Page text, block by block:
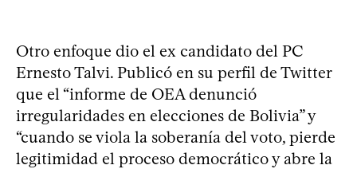
Otro enfoque dio el ex candidato del PC
Ernesto Talvi. Publicó en su perfil de Twitter
que el “informe de OEA denunció
irregularidades en elecciones de Bolivia” y
“cuando se viola la soberanía del voto, pierde
legitimidad el proceso democrático y abre la